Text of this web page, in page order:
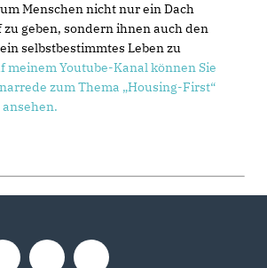
Menschen nicht nur ein Dach
geben, sondern ihnen auch den
selbstbestimmtes Leben zu
meinem Youtube-Kanal können Sie
zum Thema „Housing-First“